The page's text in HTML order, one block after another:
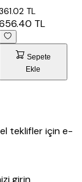
TL
TL
Sepete
Ekle
teklifler için e-
girin